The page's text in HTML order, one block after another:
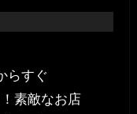
らすぐ
素敵なお店